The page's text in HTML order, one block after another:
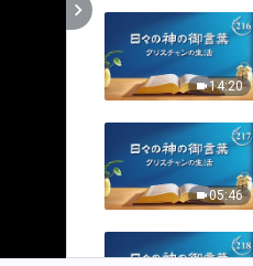
14:20
05:46